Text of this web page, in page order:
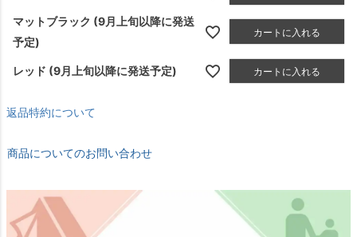
マットブラック (9月上旬以降に発送
予定)
カートに入れる
レッド (9月上旬以降に発送予定) カートに入れる
返品特約について
商品についてのお問い合わせ